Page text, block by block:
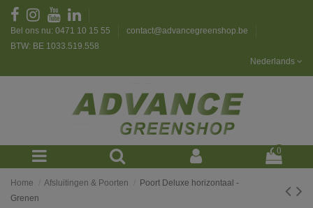
Bel ons nu: 0471 10 15 55
contact@advancegreenshop.be
BTW: BE 1033.519.558
Nederlands
0
Home Afsluitingen & Poorten
Poort Deluxe horizontaal -
Grenen